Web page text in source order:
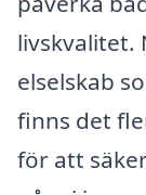
livskvalitet.
elselskab
finns det
för att